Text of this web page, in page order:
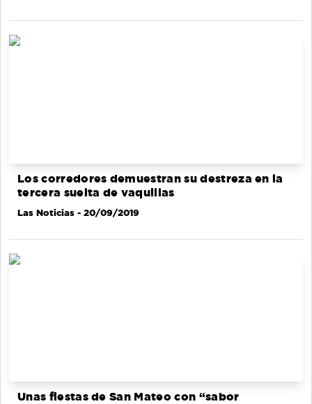
Los corredores demuestran su destreza en la
tercera suelta de vaquillas
Las Noticias - 20/09/2019
Unas fiestas de San Mateo con “sabor